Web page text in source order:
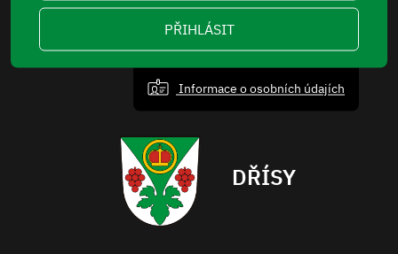
PŘIHLÁSIT
Informace o osobních údajích
DŘÍSY